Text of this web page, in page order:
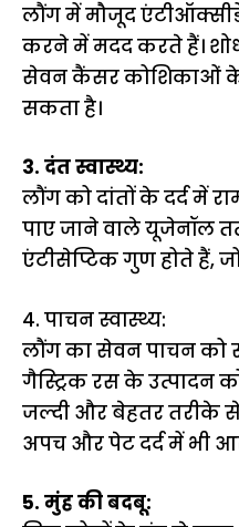
लौंग में मौजूद
करने में मदद करते हैं।
सेवन कैंसर कोशिकाओं के
सकता है।
3. दंत स्वास्थ्य:
लौंग को दांतों के दर्द में
पाए जाने वाले यूजेनॉल
एंटीसेप्टिक गुण होते हैं,
4. पाचन स्वास्थ्य:
लौंग का सेवन पाचन को
गैस्ट्रिक रस के उत्पादन
जल्दी और बेहतर तरीके
अपच और पेट दर्द में भी
5. मुंह की बदबू: